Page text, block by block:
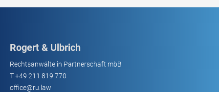
Rogert & Ulbrich
Rechtsanwälte in Partnerschaft mbB
T+49 211 819 770
office@ru.law